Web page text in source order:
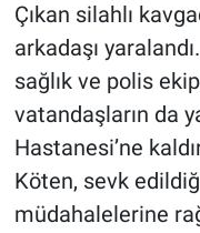
Çıkan silahlı
arkadaşı
sağlık ve polis
vatandaşların da
Hastanesi’ne
Köten, sevk
müdahalelerine